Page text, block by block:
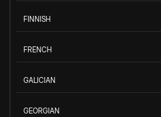
FINNISH
FRENCH
GALICIAN
GEORGIAN